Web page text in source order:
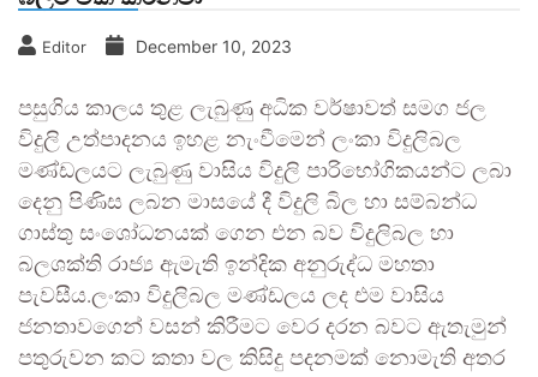
Editor December 10, 2023
පසුගිය කාලය තුළ ලැබුණු අධික වර්ෂාවත් සමග ජල
විදුලි උත්පාදනය ඉහළ නැංවීමෙන් ලංකා විදුලිබල
මණ්ඩලයට ලැබුණු වාසිය විදුලි පාරිභෝගිකයන්ට ලබා
දෙනු පිණිස ලබන මාසයේ දී විදුලි බිල හා සම්බන්ධ
ගාස්තු සංශෝධනයක් ගෙන එන බව විදුලිබල හා
බලශක්ති රාජ්‍ය ඇමැති ඉන්දික අනුරුද්ධ මහතා
පැවසීය.ලංකා විදුලිබල මණ්ඩලය ලද එම වාසිය
ජනතාවගෙන් වසන් කිරීමට වෙර දරන බවට ඇතැමුන්
පතුරුවන කට කතා වල කිසිදු පදනමක් නොමැති අතර